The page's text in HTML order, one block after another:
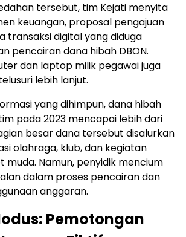
tersebut, tim Kejati menyita
keuangan, proposal pengajuan
transaksi digital yang diduga
pencairan dana hibah DBON.
dan laptop milik pegawai juga
lebih lanjut.
yang dihimpun, dana hibah
pada 2023 mencapai lebih dari
besar dana tersebut disalurkan
olahraga, klub, dan kegiatan
muda. Namun, penyidik mencium
dalam proses pencairan dan
anggaran.
Pemotongan